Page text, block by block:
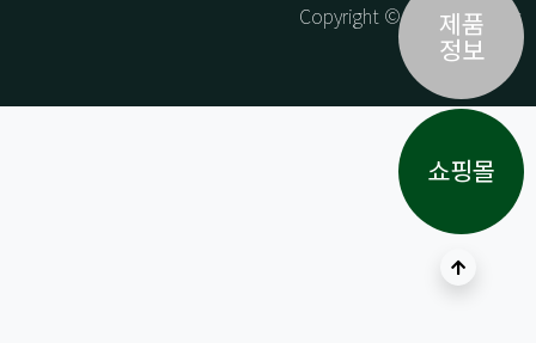
Copyright © ARK All Rights
Reserved.
상단으로
제품
정보
쇼핑몰